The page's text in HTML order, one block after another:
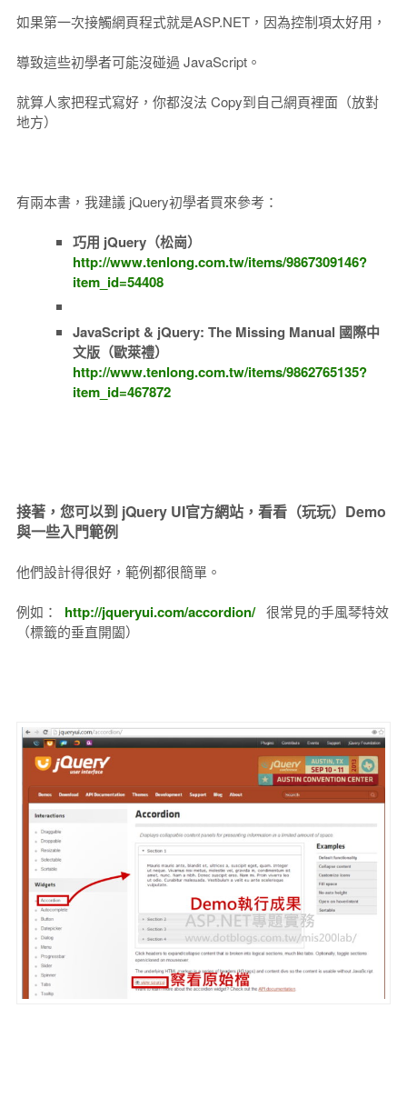
如果第一次接觸網頁程式就是ASP.NET，因為控制項太好用，
導致這些初學者可能沒碰過 JavaScript。
就算人家把程式寫好，你都沒法 Copy到自己網頁裡面（放對
地方）
有兩本書，我建議 jQuery初學者買來參考：
巧用 jQuery（松崗）
http://www.tenlong.com.tw/items/9867309146?
item_id=54408
JavaScript & jQuery: The Missing Manual 國際中
文版（歐萊禮）
http://www.tenlong.com.tw/items/9862765135?
item_id=467872
接著，您可以到 jQuery UI官方網站，看看（玩玩）Demo
與一些入門範例
他們設計得很好，範例都很簡單。
例如： http://jqueryui.com/accordion/很常見的手風琴特效
（標籤的垂直開闔）